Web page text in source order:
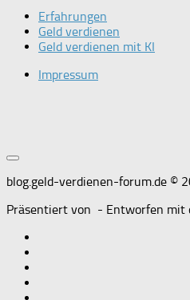
Erfahrungen
Geld verdienen
Geld verdienen mit KI
Impressum
blog.geld-verdienen-forum.de ©
Präsentiert von - Entworfen mit